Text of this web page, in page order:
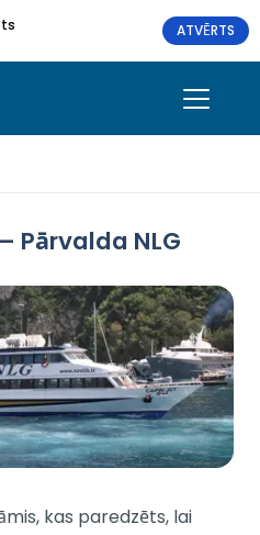
ATVĒRTS
Pārvalda NLG
kas paredzēts, lai